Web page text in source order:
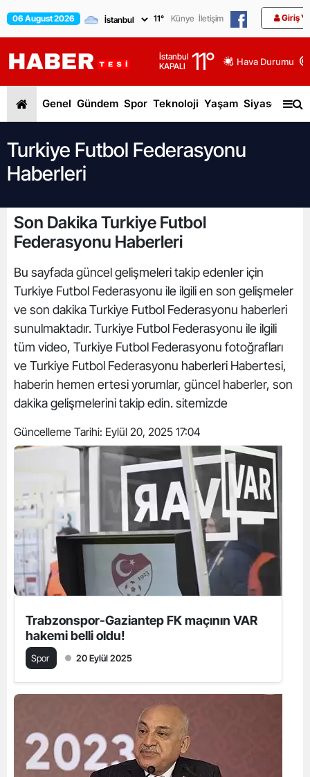
06 August 2026 11° Künye İletişim Giriş
İstanbul
KAPALI
11° Hava Durumu
Genel Gündem Spor Teknoloji Yaşam Siyaset
Turkiye Futbol Federasyonu
Haberleri
Son Dakika Turkiye Futbol
Federasyonu Haberleri
Bu sayfada güncel gelişmeleri takip edenler için
Turkiye Futbol Federasyonu ile ilgili en son gelişmeler
ve son dakika Turkiye Futbol Federasyonu haberleri
sunulmaktadır. Turkiye Futbol Federasyonu ile ilgili
tüm video, Turkiye Futbol Federasyonu fotoğrafları
ve Turkiye Futbol Federasyonu haberleri Habertesi,
haberin hemen ertesi yorumlar, güncel haberler, son
dakika gelişmelerini takip edin. sitemizde
Güncelleme Tarihi: Eylül 20, 2025 17:04
Trabzonspor-Gaziantep FK maçının VAR
hakemi belli oldu!
Spor 20 Eylül 2025